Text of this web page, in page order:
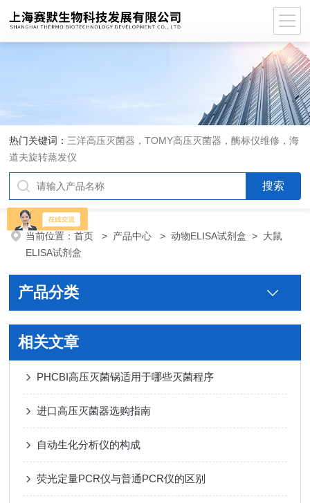
热门关键词： 三洋高压灭菌器，TOMY高压灭菌器，酶标仪维修，海
道夫旋转蒸发仪
当前位置：首页 > 产品中心 >动物ELISA试剂盒 > 大鼠
ELISA试剂盒
产品分类
相关文章
PHCBI高压灭菌锅适用于哪些灭菌程序
进口高压灭菌器选购指南
自动生化分析仪的构成
荧光定量PCR仪与普通PCR仪的区别